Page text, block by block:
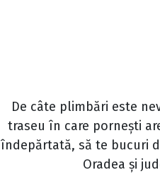
De câte plimbări este
traseu în care pornești
îndepărtată, să te bucuri
Oradea și